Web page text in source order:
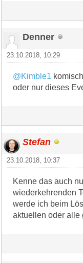
Denner
23.10.2018, 10:29
@Kimble1
oder nur dieses
Stefan
23.10.2018, 10:37
Kenne das auch
wiederkehrenden
werde ich beim
aktuellen oder alle